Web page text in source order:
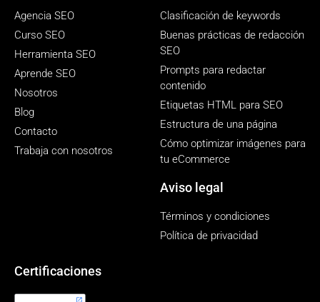
Agencia SEO
Curso SEO
Herramienta SEO
Aprende SEO
Nosotros
Blog
Contacto
Trabaja con nosotros
Clasificación de keywords
Buenas prácticas de redacción
SEO
Prompts para redactar
contenido
Etiquetas HTML para SEO
Estructura de una página
Cómo optimizar imágenes para
tu eCommerce
Aviso legal
Términos y condiciones
Política de privacidad
Certificaciones